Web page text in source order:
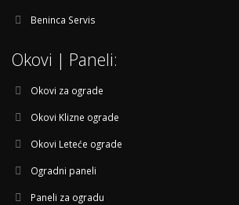
Beninca Servis
Okovi | Paneli:
Okovi za ograde
Okovi Klizne ograde
Okovi Leteće ograde
Ogradni paneli
Paneli za ogradu